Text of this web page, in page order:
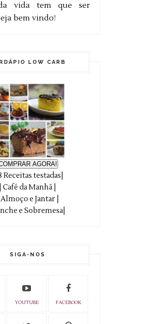
vida tem que ser
bem vindo!
LOW CARB
AGORA!
Receitas testadas|
| Café da Manhã |
| Almoço e Jantar |
e Sobremesa|
SIGA-NOS
YOUTUBE FACEBOOK